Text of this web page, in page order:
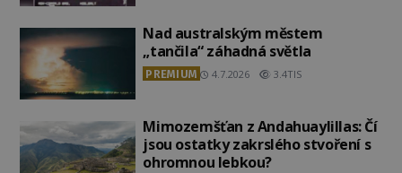
Nad australským městem
„tančila“ záhadná světla
PREMIUM 4.7.2026 3.4TIS
Mimozemšťan z Andahuaylillas: Čí
jsou ostatky zakrslého stvoření s
ohromnou lebkou?